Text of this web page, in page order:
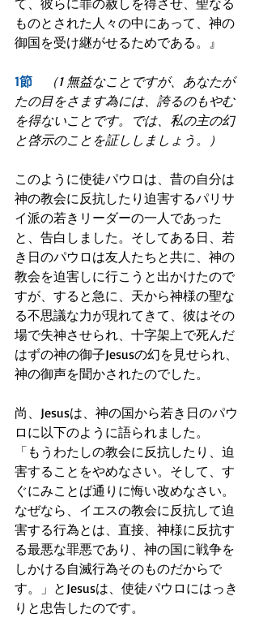
て、彼らに罪の赦しを得させ、聖なる
ものとされた人々の中にあって、神の
御国を受け継がせるためである。』
1節
（1 無益なことですが、あなたが
たの目をさます為には、誇るのもやむ
を得ないことです。では、私の主の幻
と啓示のことを証ししましょう。）
このように使徒パウロは、昔の自分は
神の教会に反抗したり迫害するパリサ
イ派の若きリーダーの一人であった
と、告白しました。そしてある日、若
き日のパウロは友人たちと共に、神の
教会を迫害しに行こうと出かけたので
すが、すると急に、天から神様の聖な
る不思議な力が現れてきて、彼はその
場で失神させられ、十字架上で死んだ
はずの神の御子Jesusの幻を見せられ、
神の御声を聞かされたのでした。
尚、Jesusは、神の国から若き日のパウ
ロに以下のように語られました。
「もうわたしの教会に反抗したり、迫
害することをやめなさい。そして、す
ぐにみことば通りに悔い改めなさい。
なぜなら、イエスの教会に反抗して迫
害する行為とは、直接、神様に反抗す
る最悪な罪悪であり、神の国に戦争を
しかける自滅行為そのものだからで
す。」とJesusは、使徒パウロにはっき
りと忠告したのです。